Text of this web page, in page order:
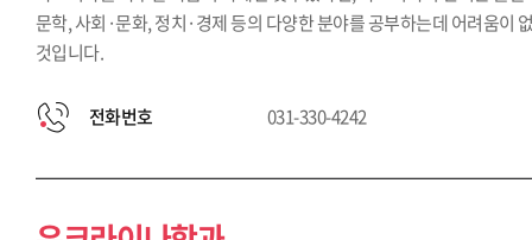
문학, 사회·문화, 정치·경제 등의 다양한 분야를 공부하는데 어려움이
것입니다.
전화번호 031-330-4242